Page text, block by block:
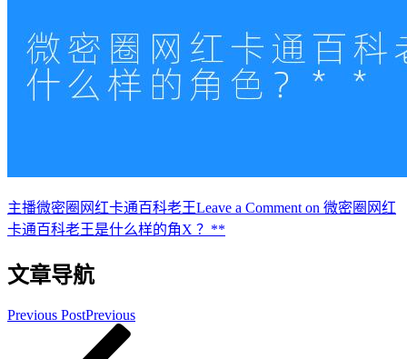
主播微密圈网红卡通百科老王Leave a Comment on 微密圈网红
卡通百科老王是什么样的角X ？**
文章导航
Previous PostPrevious